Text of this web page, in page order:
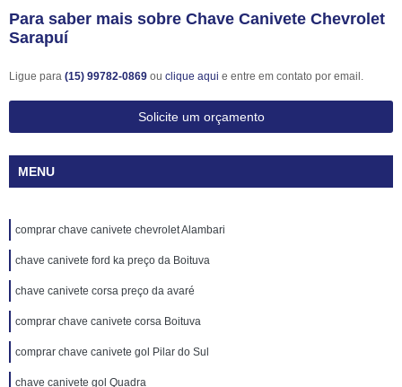
Para saber mais sobre Chave Canivete Chevrolet
Sarapuí
Ligue para (15) 99782-0869 ou clique aqui e entre em contato por email.
Solicite um orçamento
MENU
comprar chave canivete chevrolet Alambari
chave canivete ford ka preço da Boituva
chave canivete corsa preço da avaré
comprar chave canivete corsa Boituva
comprar chave canivete gol Pilar do Sul
chave canivete gol Quadra